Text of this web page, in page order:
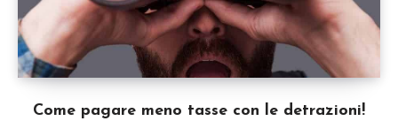
Come pagare meno tasse con le detrazioni!